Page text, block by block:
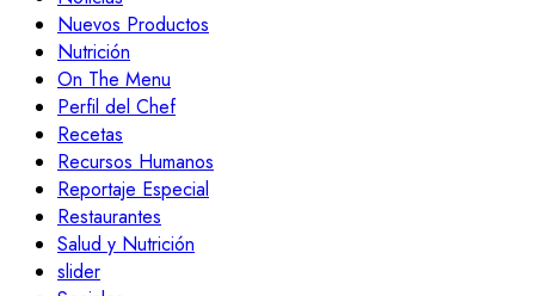
Nuevos Productos
Nutrición
On The Menu
Perfil del Chef
Recetas
Recursos Humanos
Reportaje Especial
Restaurantes
Salud y Nutrición
slider